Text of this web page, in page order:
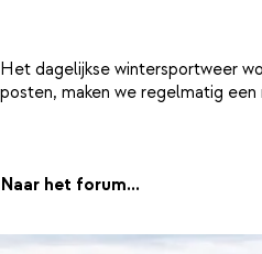
Het dagelijkse wintersportweer
posten, maken we regelmatig een
Naar het forum...